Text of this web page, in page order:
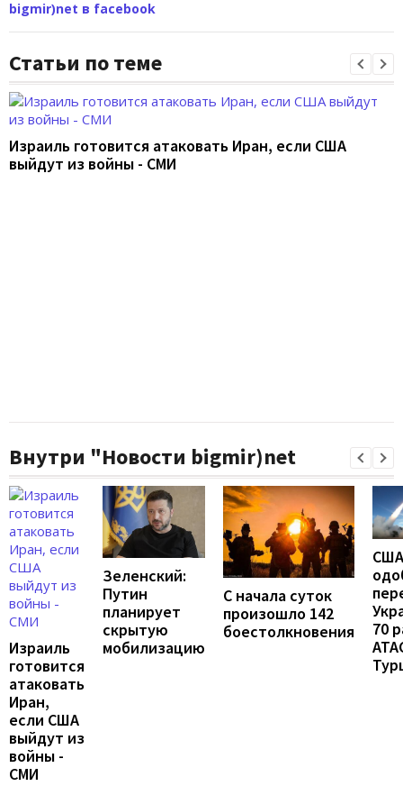
bigmir)net в facebook
Статьи по теме
Израиль готовится атаковать Иран, если США
выйдут из войны - СМИ
Внутри "Новости bigmir)net
Израиль
готовится
атаковать
Иран,
если США
выйдут из
войны -
СМИ
Зеленский:
Путин
планирует
скрытую
мобилизацию
С начала суток
произошло 142
боестолкновения
США
70